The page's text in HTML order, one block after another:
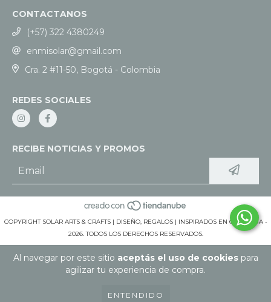
Al navegar por este sitio aceptás el uso de cookiespara
agilizar tu experiencia de compra.
ENTENDIDO
CONTACTANOS
(+57) 322 4380249
enmisolar@gmail.com
Cra. 2 #11-50, Bogotá - Colombia
REDES SOCIALES
RECIBE NOTICIAS Y PROMOS
COPYRIGHT SOLAR ARTS & CRAFTS | DISEÑO, REGALOS | INSPIRADOS EN COLOMBIA -
2026. TODOS LOS DERECHOS RESERVADOS.